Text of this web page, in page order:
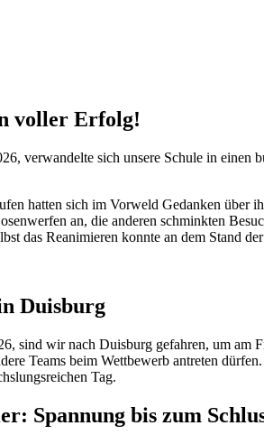
voller Erfolg!
verwandelte sich unsere Schule in einen
hatten sich im Vorweld Gedanken über
an, die anderen schminkten
das Reanimieren konnte an dem Stand
Duisburg
sind wir nach Duisburg gefahren, um am
Teams beim Wettbewerb antreten
Tag.
Spannung bis zum